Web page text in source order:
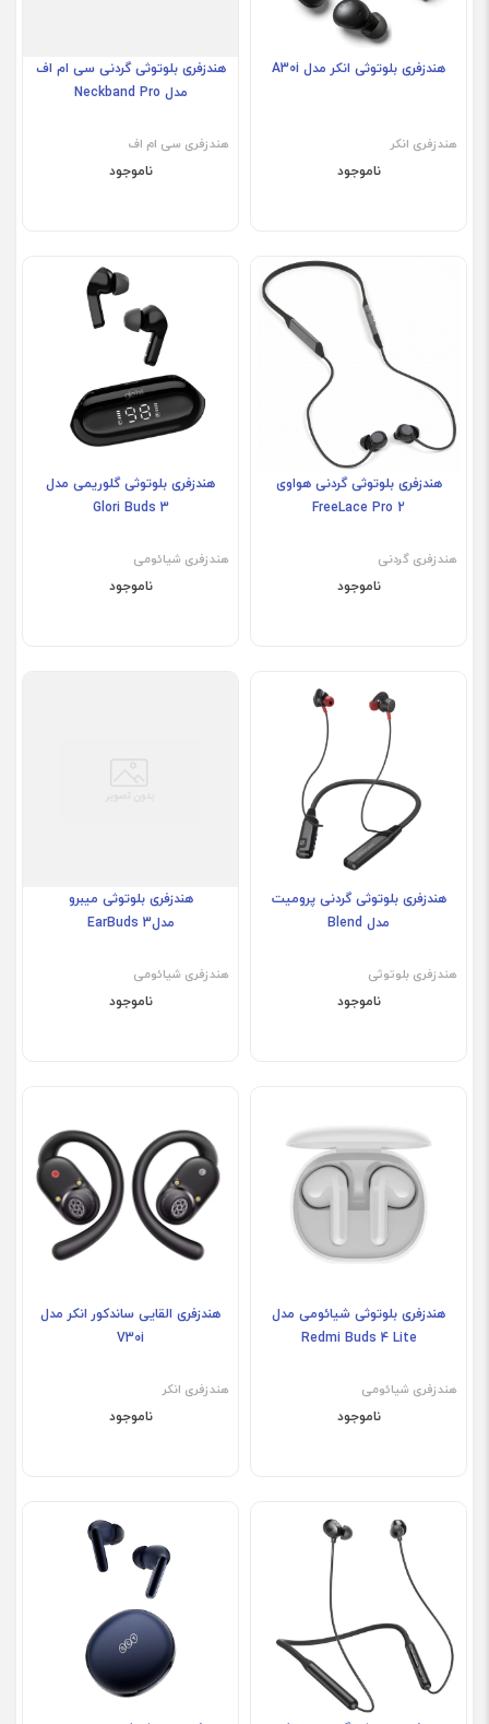
هندزفری بلوتوثی انکر مدل A30i
هندزفری انکر
ناموجود
هندزفری بلوتوثی گردنی سی ام اف
مدل Neckband Pro
هندزفری سی ام اف
ناموجود
هندزفری بلوتوثی گردنی هواوی
FreeLace Pro 2
هندزفری گردنی
ناموجود
هندزفری بلوتوثی گلوریمی مدل
Glori Buds 3
هندزفری شیائومی
ناموجود
هندزفری بلوتوثی گردنی پرومیت
مدل Blend
هندزفری بلوتوثی
ناموجود
هندزفری بلوتوثی میبرو
مدلEarBuds 3
هندزفری شیائومی
ناموجود
هندزفری بلوتوثی شیائومی مدل
Redmi Buds 4 Lite
هندزفری شیائومی
ناموجود
هندزفری القایی ساندکور انکر مدل
V30i
هندزفری انکر
ناموجود